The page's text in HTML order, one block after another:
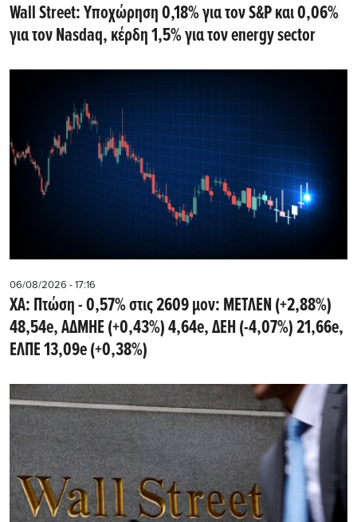
Wall Street: Υποχώρηση 0,18% για τον S&P και 0,06%
για τον Nasdaq, κέρδη 1,5% για τον energy sector
06/08/2026 - 17:16
ΧΑ: Πτώση - 0,57% στις 2609 μον: ΜΕΤΛΕΝ (+2,88%)
48,54e, ΑΔΜΗΕ (+0,43%) 4,64e, ΔΕΗ (-4,07%) 21,66e,
ΕΛΠΕ 13,09e (+0,38%)